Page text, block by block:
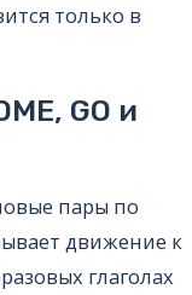
только в
GO и
пары по
движение к
глаголах